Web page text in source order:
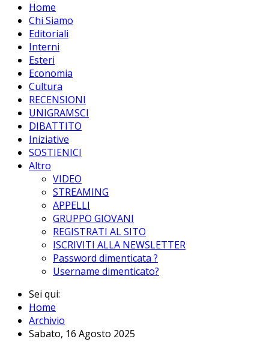
Home
Chi Siamo
Editoriali
Interni
Esteri
Economia
Cultura
RECENSIONI
UNIGRAMSCI
DIBATTITO
Iniziative
SOSTIENICI
Altro
VIDEO
STREAMING
APPELLI
GRUPPO GIOVANI
REGISTRATI AL SITO
ISCRIVITI ALLA NEWSLETTER
Password dimenticata ?
Username dimenticato?
Sei qui:
Home
Archivio
Sabato, 16 Agosto 2025